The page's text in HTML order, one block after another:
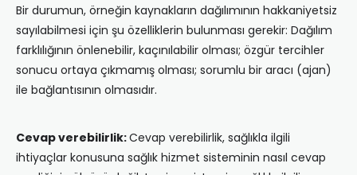
Bir durumun, örneğin kaynakların dağılımının hakkaniyetsiz
sayılabilmesi için şu özelliklerin bulunması gerekir: Dağılım
farklılığının önlenebilir, kaçınılabilir olması; özgür tercihler
sonucu ortaya çıkmamış olması; sorumlu bir aracı (ajan)
ile bağlantısının olmasıdır.
Cevap verebilirlik:Cevap verebilirlik, sağlıkla ilgili
ihtiyaçlar konusuna sağlık hizmet sisteminin nasıl cevap